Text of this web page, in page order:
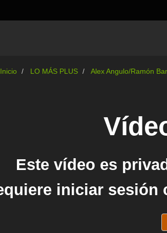
Inicio LO MÁS PLUS Alex Angulo/Ramón